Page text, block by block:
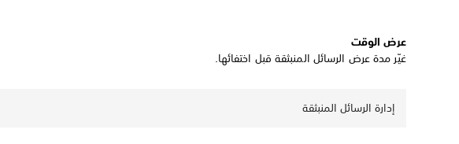
عرض الوقت
غيّر مدة عرض الرسائل المنبثقة قبل اختفائها.
إدارة الرسائل المنبثقة